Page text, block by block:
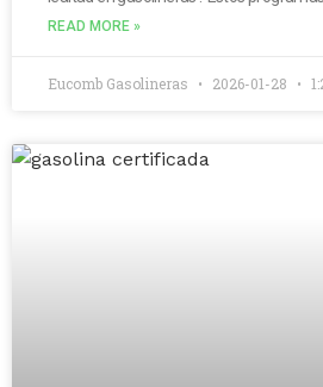
READ MORE »
Eucomb Gasolineras 2026-01-28